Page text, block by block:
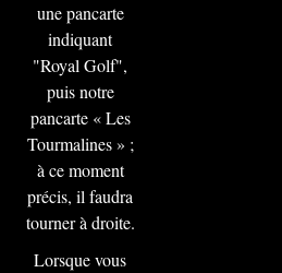
une pancarte
indiquant
"Royal Golf",
puis notre
pancarte « Les
Tourmalines » ;
à ce moment
précis, il faudra
tourner à droite.
Lorsque vous